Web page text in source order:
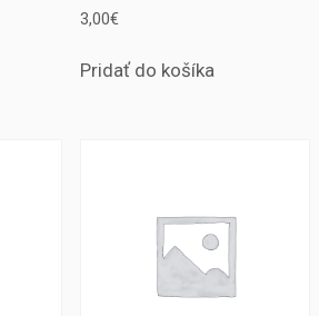
3,00€
Pridať do košíka